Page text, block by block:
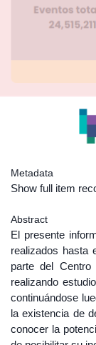
Metadata
Show full item
Abstract
El presente
realizados hasta
parte del Centro
realizando
continuándose
la existencia de
conocer la